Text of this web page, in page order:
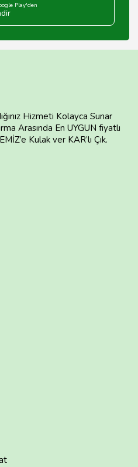
Play'den
Hizmeti Kolayca Sunar
Arasında En UYGUN fiyatlı
Kulak ver KAR’lı Çık.